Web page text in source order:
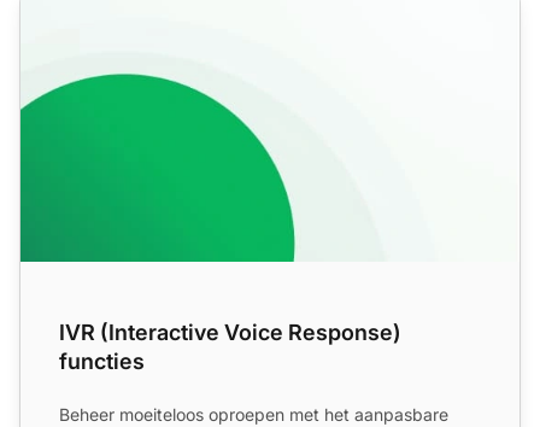
IVR (Interactive Voice Response)
functies
Beheer moeiteloos oproepen met het aanpasbare